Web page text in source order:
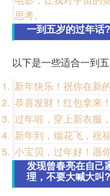
思考。
一到五岁的过年话?
以下是一些适合一到
新年快乐！祝你在新
恭喜发财！红包拿来！
过年啦，穿上新衣服
新年到，烟花飞，祝
小宝贝，过年好！愿
发现曾春亮在自己
理，不要大喊大叫?